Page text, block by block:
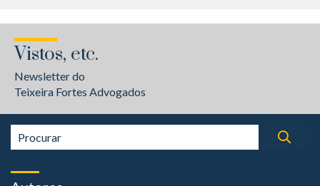
Vistos, etc.
Newsletter do
Teixeira Fortes Advogados